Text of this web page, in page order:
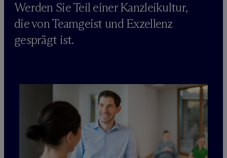
Werden Sie Teil einer Kanzleikultur,
die von Teamgeist und Exzellenz
gesprägt ist.